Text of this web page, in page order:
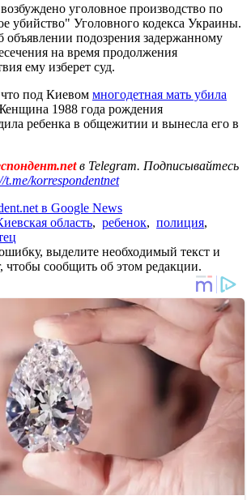
уголовное производство по
убийство" Уголовного кодекса Украины.
объявлении подозрения задержанному
на время продолжения
ему изберет суд.
под Киевом многодетная мать убила
1988 года рождения
ребенка в общежитии и вынесла его в
в Telegram. Подписывайтесь
t.me/korrespondentnet
в Google News
область, ребенок, полиция,
выделите необходимый текст и
чтобы сообщить об этом редакции.